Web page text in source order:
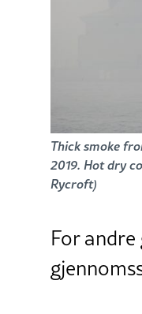
Thick smoke
2019. Hot dry
Rycroft)
For